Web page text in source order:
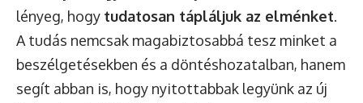
lényeg, hogy tudatosan tápláljuk az elménket.
A tudás nemcsak magabiztosabbá tesz minket a
beszélgetésekben és a döntéshozatalban, hanem
segít abban is, hogy nyitottabbak legyünk az új